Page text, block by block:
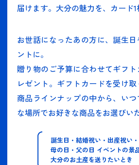
届けます。大分の魅力を、カード1
お世話になったあの方に、誕生
ントに。
贈り物のご予算に合わせてギフ
レゼント。ギフトカードを受け
商品ラインナップの中から、い
な場所でお好きな商品をお選びい
誕生日・結婚祝い・出産祝い
母の日・父の日 イベントの景
大分のお土産を送りたいとき